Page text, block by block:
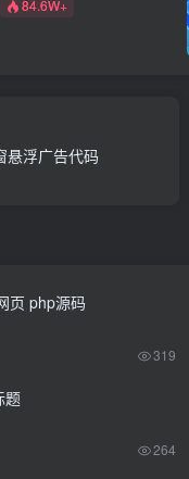
84.6W+
悬浮广告代码
页 php源码
319
题
264